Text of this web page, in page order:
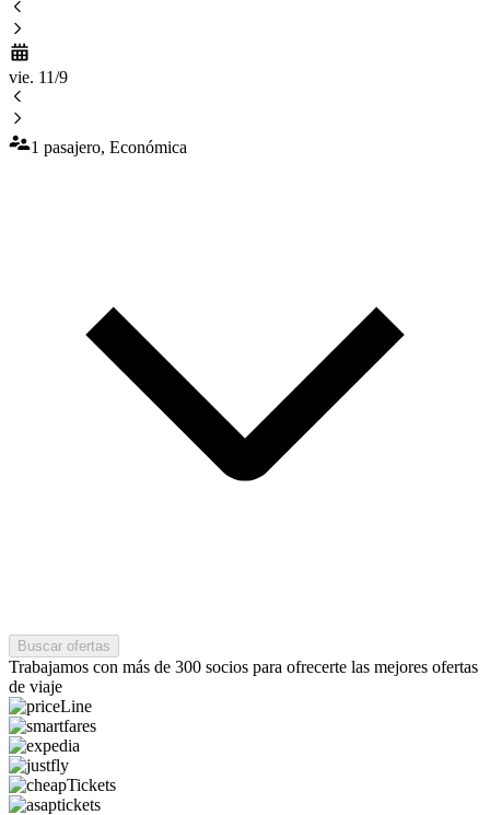
vie. 11/9
1 pasajero, Económica
Buscar ofertas
Trabajamos con más de 300 socios para ofrecerte las mejores ofertas
de viaje